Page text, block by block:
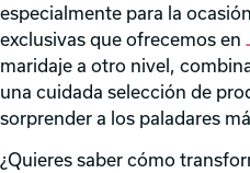
especialmente para la
exclusivas que ofrecemos en
maridaje a otro nivel,
una cuidada selección de
sorprender a los paladares
¿Quieres saber cómo